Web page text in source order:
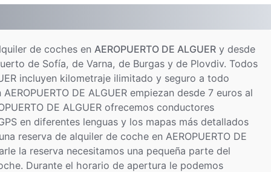
de coches en AEROPUERTO DE ALGUERy desde
de Sofía, de Varna, de Burgas y de Plovdiv. Todos
incluyen kilometraje ilimitado y seguro a todo
DE ALGUER empiezan desde 7 euros al
DE ALGUER ofrecemos conductores
en diferentes lenguas y los mapas más detallados
reserva de alquiler de coche en AEROPUERTO DE
la reserva necesitamos una pequeña parte del
Durante el horario de apertura le podemos